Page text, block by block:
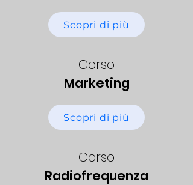
Scopri di più
Corso
Marketing
Scopri di più
Corso
Radiofrequenza